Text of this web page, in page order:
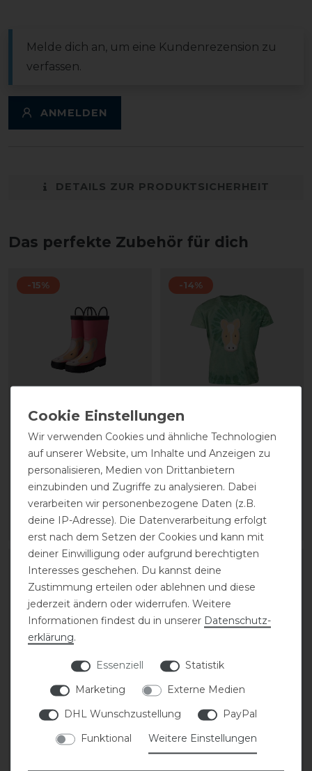
Melde dich an, um eine Kundenrezension zu
verfassen.
ANMELDEN
DETAILS ZUR PRODUKTSICHERHEIT
Das perfekte Zubehör für dich
-15%
statt 31,95 €
27,00 € *
Paar
ARTIKEL MERKEN
-14%
statt 20,95 €
18,00 € *
ARTIKEL MERKEN
-13%
HKM Reitsocken Maui
statt 10,95 €
-14%
HKM T-Shirt Maui
Wir verwenden Cookies und ähnliche Technologien
auf unserer Website, um Inhalte und Anzeigen zu
personalisieren, Medien von Drittanbietern
einzubinden und Zugriffe zu analysieren. Dabei
verarbeiten wir personenbezogene Daten (z.B.
deine IP-Adresse). Die Datenverarbeitung erfolgt
erst nach dem Setzen der Cookies und kann mit
deiner Einwilligung oder aufgrund berechtigten
Interesses geschehen. Du kannst deine
Zustimmung erteilen oder ablehnen und diese
jederzeit ändern oder widerrufen. Weitere
Informationen findest du in unserer Daten­schutz­
erklärung.
Essenziell
Statistik
Marketing
Externe Medien
DHL Wunschzustellung
PayPal
Funktional
Weitere Einstellungen